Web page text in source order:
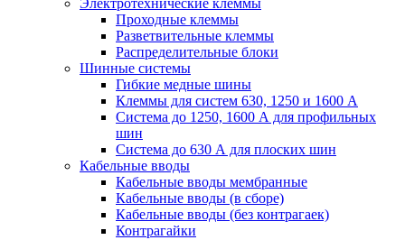
Электротехнические клеммы
Проходные клеммы
Разветвительные клеммы
Распределительные блоки
Шинные системы
Гибкие медные шины
Клеммы для систем 630, 1250 и 1600 А
Система до 1250, 1600 А для профильных
шин
Система до 630 А для плоских шин
Кабельные вводы
Кабельные вводы мембранные
Кабельные вводы (в сборе)
Кабельные вводы (без контрагаек)
Контрагайки